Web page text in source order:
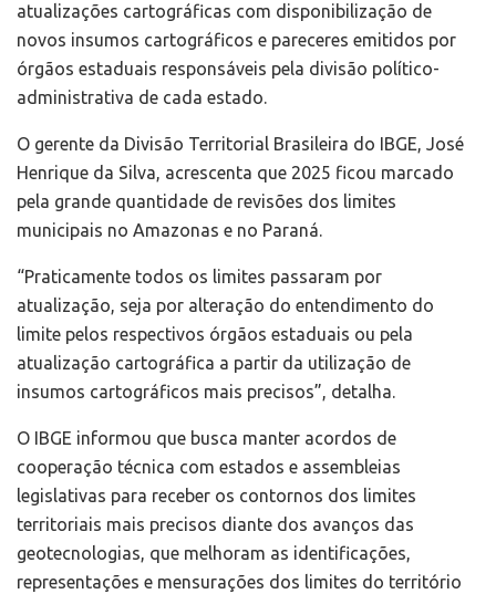
atualizações cartográficas com disponibilização de
novos insumos cartográficos e pareceres emitidos por
órgãos estaduais responsáveis pela divisão político-
administrativa de cada estado.
O gerente da Divisão Territorial Brasileira do IBGE, José
Henrique da Silva, acrescenta que 2025 ficou marcado
pela grande quantidade de revisões dos limites
municipais no Amazonas e no Paraná.
“Praticamente todos os limites passaram por
atualização, seja por alteração do entendimento do
limite pelos respectivos órgãos estaduais ou pela
atualização cartográfica a partir da utilização de
insumos cartográficos mais precisos”, detalha.
O IBGE informou que busca manter acordos de
cooperação técnica com estados e assembleias
legislativas para receber os contornos dos limites
territoriais mais precisos diante dos avanços das
geotecnologias, que melhoram as identificações,
representações e mensurações dos limites do território